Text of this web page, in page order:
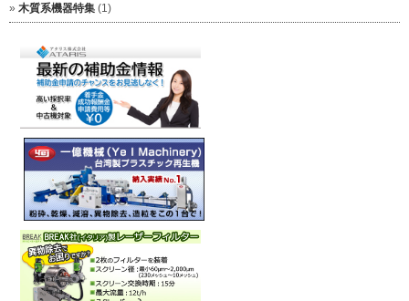
木質系機器特集 (1)